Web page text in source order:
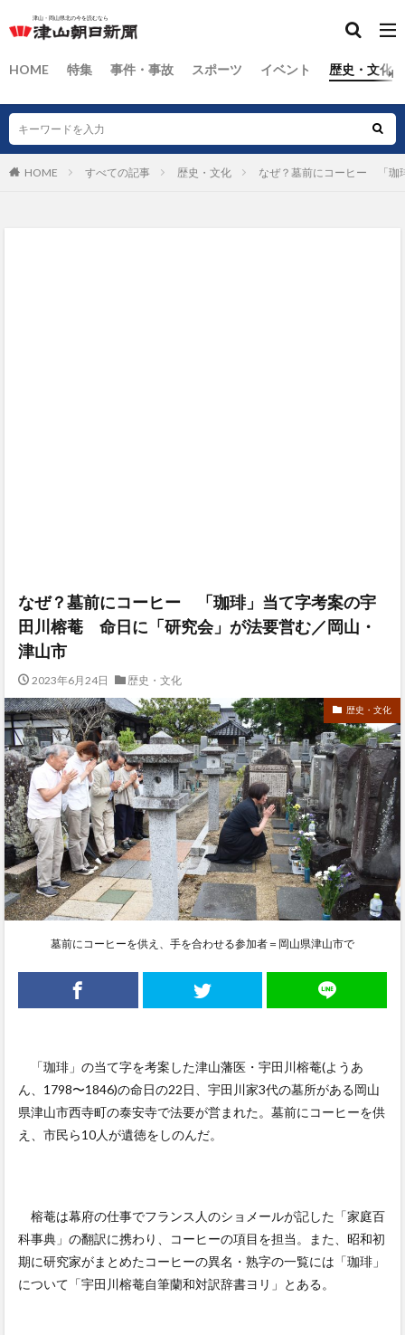
HOME 特集 事件・事故 スポーツ イベント 歴史・文化
HOME すべての記事 歴史・文化 なぜ？墓前にコーヒー 「珈
なぜ？墓前にコーヒー 「珈琲」当て字考案の宇
田川榕菴 命日に「研究会」が法要営む／岡山・
津山市
2023年6月24日 歴史・文化
歴史・文化
墓前にコーヒーを供え、手を合わせる参加者＝岡山県津山市で
「珈琲」の当て字を考案した津山藩医・宇田川榕菴(ようあ
ん、1798〜1846)の命日の22日、宇田川家3代の墓所がある岡山
県津山市西寺町の泰安寺で法要が営まれた。墓前にコーヒーを供
え、市民ら10人が遺徳をしのんだ。
榕菴は幕府の仕事でフランス人のショメールが記した「家庭百
科事典」の翻訳に携わり、コーヒーの項目を担当。また、昭和初
期に研究家がまとめたコーヒーの異名・熟字の一覧には「珈琲」
について「宇田川榕菴自筆蘭和対訳辞書ヨリ」とある。